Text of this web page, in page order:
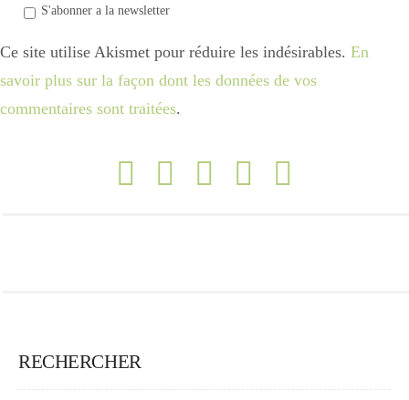
S'abonner a la newsletter
Ce site utilise Akismet pour réduire les indésirables. En
savoir plus sur la façon dont les données de vos
commentaires sont traitées.
RECHERCHER